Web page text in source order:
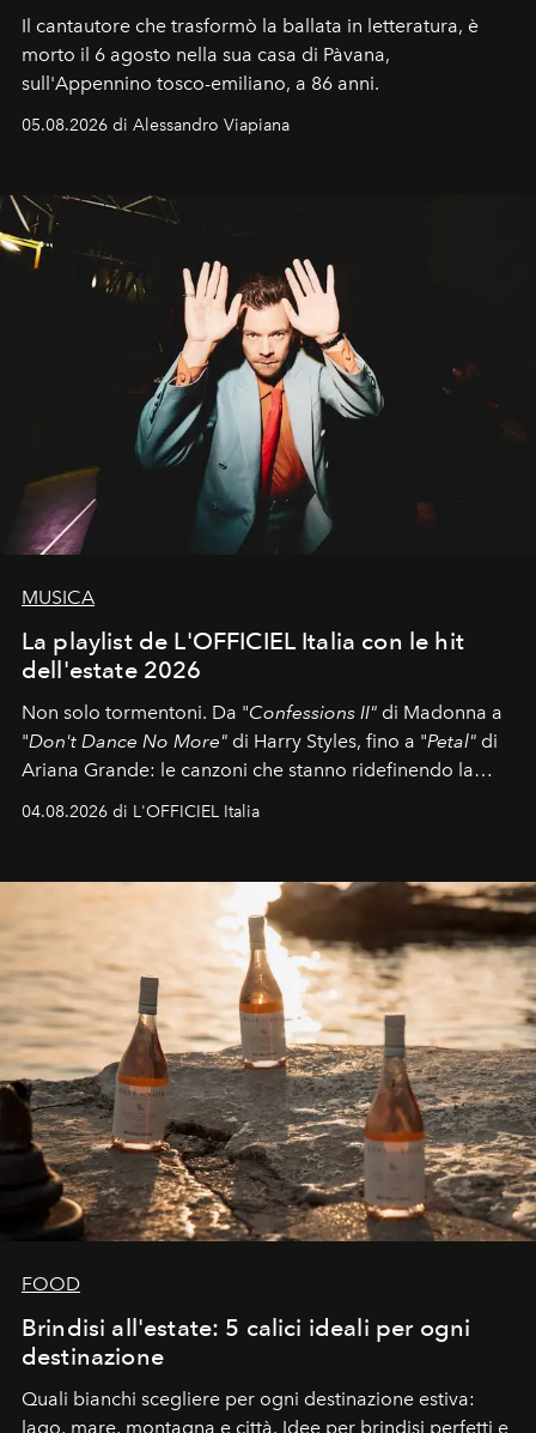
Il cantautore che trasformò la ballata in letteratura, è
morto il 6 agosto nella sua casa di Pàvana,
sull'Appennino tosco-emiliano, a 86 anni.
05.08.2026 di Alessandro Viapiana
MUSICA
La playlist de L'OFFICIEL Italia con le hit
dell'estate 2026
Non solo tormentoni. Da "Confessions II" di Madonna a
"Don't Dance No More" di Harry Styles, fino a "Petal" di
Ariana Grande: le canzoni che stanno ridefinendo la
colonna sonora della stagione.
04.08.2026 di L'OFFICIEL Italia
FOOD
Brindisi all'estate: 5 calici ideali per ogni
destinazione
Quali bianchi scegliere per ogni destinazione estiva:
lago, mare, montagna e città. Idee per brindisi perfetti e